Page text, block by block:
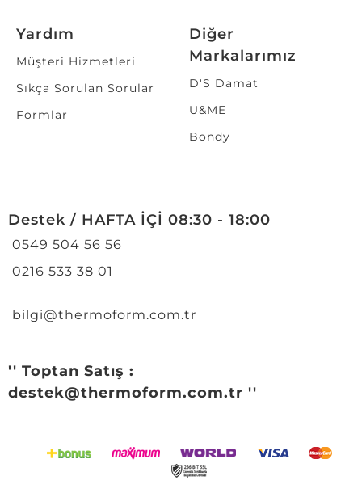
Yardım
Müşteri Hizmetleri
Sıkça Sorulan Sorular
Formlar
Diğer
Markalarımız
D'S Damat
U&ME
Bondy
Destek / HAFTA İÇİ 08:30 - 18:00
0549 504 56 56
0216 533 38 01
bilgi@thermoform.com.tr
'' Toptan Satış :
destek@thermoform.com.tr ''